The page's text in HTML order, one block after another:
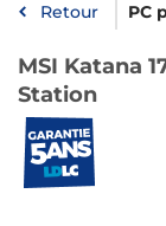
Retour PC
MSI Katana
Station